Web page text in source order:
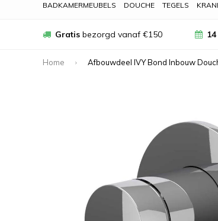
BADKAMERMEUBELS DOUCHE TEGELS
Gratis bezorgd vanaf €150
Home Afbouwdeel IVY Bond Inbouw